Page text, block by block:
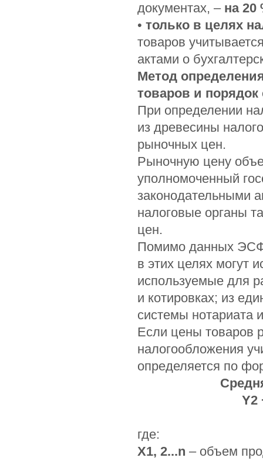
документах, – на
• только в целях
товаров
актами о
Метод
товаров и порядок
При определении
из древесины
рыночных цен.
Рыночную цену
уполномоченный
законодательными
налоговые органы
цен.
Помимо данных ЭСФ
в этих целях могут
используемые для
и котировках; из
системы нотариата
Если цены товаров
налогообложения
определяется по
Y2
где:
X1, 2...n – объем